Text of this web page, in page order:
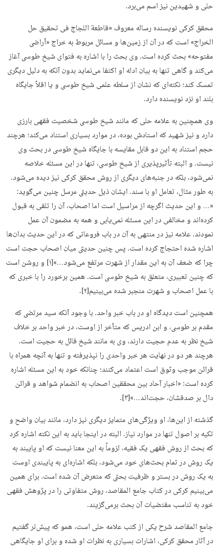
حلی و شهیدین نیز اسم می‌برد.
محقق کرکی نویسنده رساله معروف «قاطعة اللجاج فی تحقیق حل
الخراج» است که در آن از زمین‌ها و مسائل مربوط به خراج «أراضی
مفتوحه» بحث کرده است. وی بحث را با اشاره به فتوای شیخ طوسی آغاز
می‌کند و گاهی تنها به بیان ادله او اکتفا می‌نماید بدون آنکه به دلیل دیگری
تمسک کند؛ نکته‌ای که نشان از سلطه علمی شیخ طوسی و یا اقلاً جایگاه
بلند او نزد نویسنده دارد.
وی همچنین به علامه حلی که مانند شیخ طوسی شخصیت فقهی بارزی
دارد و نیز شهید که استادش بوده، در موارد بسیاری استناد می‌کند؛ هرچند
حجم استناد به این دو قابل مقایسه با جایگاه شیخ طوسی در بحث وی
نیست. و البته تأثیرپذیری از شیخ طوسی، تنها در این مسئله خلاصه
نمی‌شود، بلکه در جنبه‌های دیگری از روش محقق کرکی نیز دیده می‌شود.
به ‌طور مثال، تعامل او با سند. ایشان ذیل حدیثی مرسل چنین می‌گوید:
«… و این حدیث اگرچه از مراسیل است اما اصحاب، آن را تلقی به قبول
کرده‌اند و مخالفی در این مسئله نمی‌یابی و همه به مضمون آن عمل
نمودند. علامه نیز در منتهی به آن در باب فروعاتی که در این حدیث بدان‌ها
اشاره شده احتجاج کرده است. پس چنین حدیثی میان اصحاب حجت است
چرا که ضعف آن به این مقدار از شهرت مرتفع می‌شود…»[۱] و روشن است
که چنین تعبیری، متعلق به شیخ طوسی است. همین برخورد را با خبری که
با عمل اصحاب و شهرت منجبر شده می‌بینیم[۲].
همچنین است دیدگاه او در باب خبر واحد. با وجود آنکه سید مرتضی که
مقدم بر طوسی، و ابن ادریس که متأخر از اوست، در خبر واحد بر خلاف
شیخ نظر به عدم حجیت دارند، وی به مانند شیخ قائل به حجیت است.
هرچند هر دو در نهایت هر خبر واحدی را نپذیرفته و تنها به آنچه همراه با
قرائن موجب وثوق است اعتماد می‌کنند؛ چنانکه خود به این مسئله اشاره
کرده است: «اخبار آحاد بین محققین اصحاب به انضمام شواهد و قرائن
دال بر صدقشان، حجت‌اند…»[۳].
گذشته از این‌ها، او ویژگی‌های متمایز دیگری نیز دارد، مانند بیان واضح و
تکیه بر اصول تنها در موارد نیاز. البته در اینجا باید به این نکته اشاره کرد
که بحث از روش فقهی یک فقیه، لزوماً به این معنا نیست که او پایبند به
یک روش در تمام بحث‌های خود می‌شود، بلکه اشاره‌ای به پایبندی اوست
به یک روش در بستر و ظرفیت بحثی که متعرض آن شده است. برای همین
می‌بینیم کرکی در کتاب جامع المقاصد، روش متفاوتی را در پژوهش فقهی
خود به تناسب مقتضیات آن بحث برمی‌گزیند.
جامع المقاصد شرح یکی از کتب علامه حلی است، همو که پیش‌تر گفتیم
در آثار محقق کرکی، اشارات بسیاری به نظرات او شده و برای او جایگاهی